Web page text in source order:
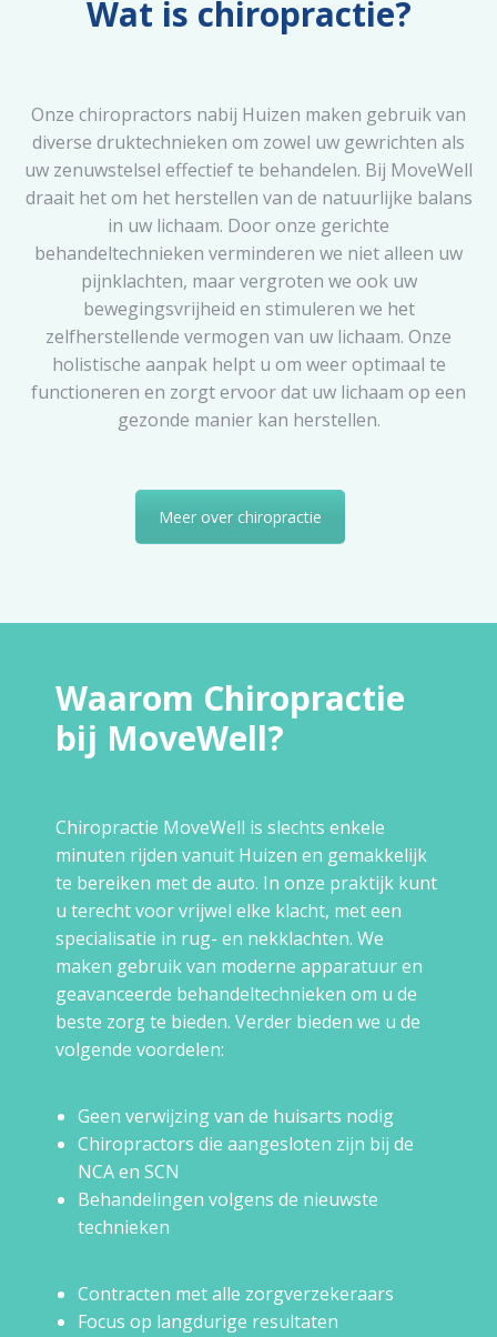
Wat is chiropractie?
Onze chiropractors nabij Huizen maken gebruik van
diverse druktechnieken om zowel uw gewrichten als
uw zenuwstelsel effectief te behandelen. Bij MoveWell
draait het om het herstellen van de natuurlijke balans
in uw lichaam. Door onze gerichte
behandeltechnieken verminderen we niet alleen uw
pijnklachten, maar vergroten we ook uw
bewegingsvrijheid en stimuleren we het
zelfherstellende vermogen van uw lichaam. Onze
holistische aanpak helpt u om weer optimaal te
functioneren en zorgt ervoor dat uw lichaam op een
gezonde manier kan herstellen.
Meer over chiropractie
Waarom Chiropractie
bij MoveWell?
Chiropractie MoveWell is slechts enkele
minuten rijden vanuit Huizen en gemakkelijk
te bereiken met de auto. In onze praktijk kunt
u terecht voor vrijwel elke klacht, met een
specialisatie in rug- en nekklachten. We
maken gebruik van moderne apparatuur en
geavanceerde behandeltechnieken om u de
beste zorg te bieden. Verder bieden we u de
volgende voordelen:
Geen verwijzing van de huisarts nodig
Chiropractors die aangesloten zijn bij de
NCA en SCN
Behandelingen volgens de nieuwste
technieken
Contracten met alle zorgverzekeraars
Focus op langdurige resultaten